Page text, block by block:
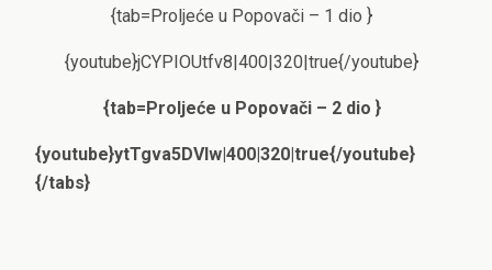
{tab=Proljeće u Popovači – 1 dio }
{youtube}jCYPIOUtfv8|400|320|true{/youtube}
{tab=Proljeće u Popovači – 2 dio }
{youtube}ytTgva5DVIw|400|320|true{/youtube}
{/tabs}